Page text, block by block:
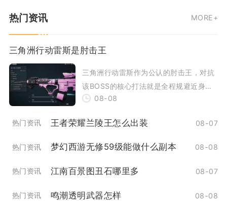
热门资讯 MORE+
三角洲行动雷斯是肘击王
三角洲行动雷斯作为公认的肘击王，对抗
该BOSS的核心打法就是全程规避近身肘
击判定，优先清除随从护卫，依托地形卡
08-08
热门资讯 王者荣耀兰陵王怎么出装 08-07
热门资讯 梦幻西游无修59级能做什么副本 08-08
热门资讯 江南百景图丑石哪里多 08-07
热门资讯 鸣潮透明武器怎样 08-08